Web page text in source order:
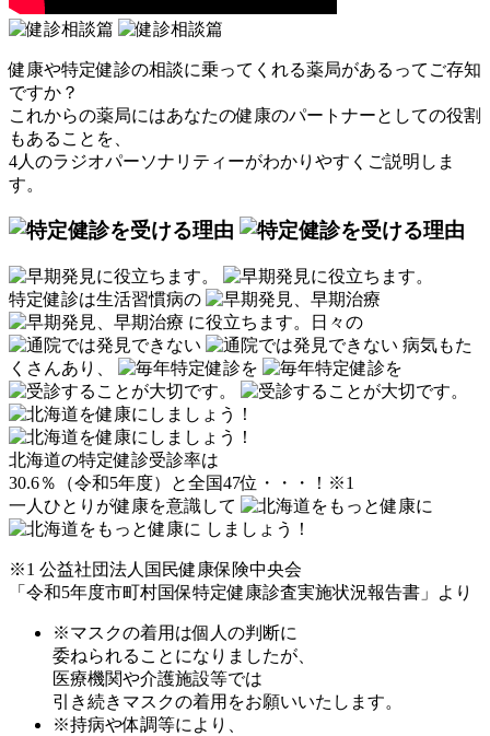
健康や特定健診の相談に乗ってくれる薬局があるってご存知
ですか？
これからの薬局にはあなたの健康のパートナーとしての役割
もあることを、
4人のラジオパーソナリティーがわかりやすくご説明しま
す。
特定健診は生活習慣病の
に役立ちます。
日々の
病気もた
くさんあり、
北海道の特定健診受診率は
30.6％（令和5年度）と全国47位・・・！ ※1
一人ひとりが健康を意識して
しましょう！
※1 公益社団法人国民健康保険中央会
「令和5年度市町村国保特定健康診査実施状況報告書」より
※マスクの着用は個人の判断に
委ねられることになりましたが、
医療機関や介護施設等では
引き続きマスクの着用をお願いいたします。
※持病や体調等により、